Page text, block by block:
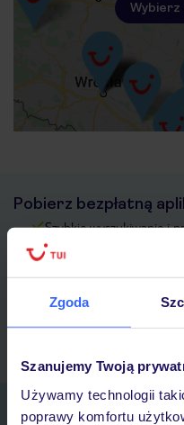
Zgoda
Szanujemy Twoją
Używamy technologii
poprawy komfortu
Wybierz
Pobierz bezpłatną
Szybkie wyszukiwanie i
Lista ulubionych ofert i
myTUI
Zapisz się